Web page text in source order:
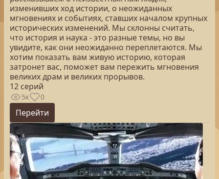
изменивших ход истории, о неожиданных
мгновениях и событиях, ставших началом крупных
исторических изменений. Мы склонны считать,
что история и наука - это разные темы, но вы
увидите, как они неожиданно переплетаются. Мы
хотим показать вам живую историю, которая
затронет вас, поможет вам пережить мгновения
великих драм и великих прорывов.
12 серий
5к 0
Перейти